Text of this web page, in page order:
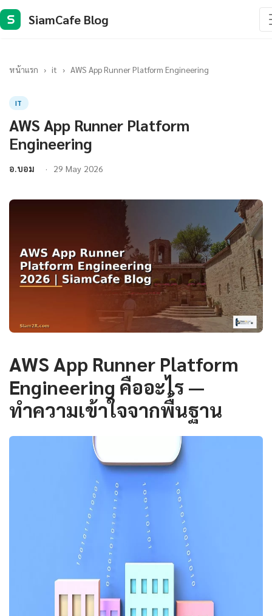
S SiamCafe Blog
หน้าแรก › it › AWS App Runner Platform Engineering
IT
AWS App Runner Platform
Engineering
อ.บอม 29 May 2026
AWS App Runner Platform
Engineering คืออะไร —
ทำความเข้าใจจากพื้นฐาน